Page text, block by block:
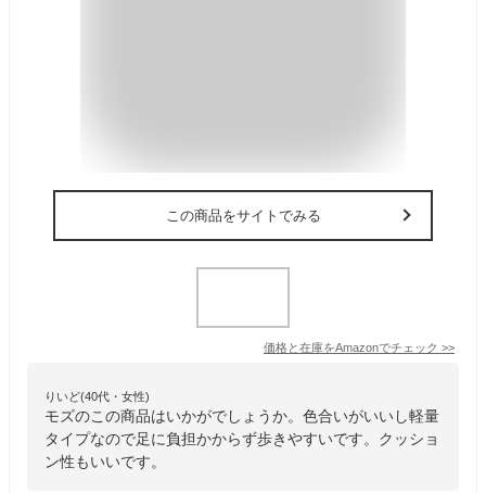
この商品をサイトでみる
価格と在庫をAmazonでチェック >>
りいど(40代・女性)
モズのこの商品はいかがでしょうか。色合いがいいし軽量
タイプなので足に負担かからず歩きやすいです。クッショ
ン性もいいです。